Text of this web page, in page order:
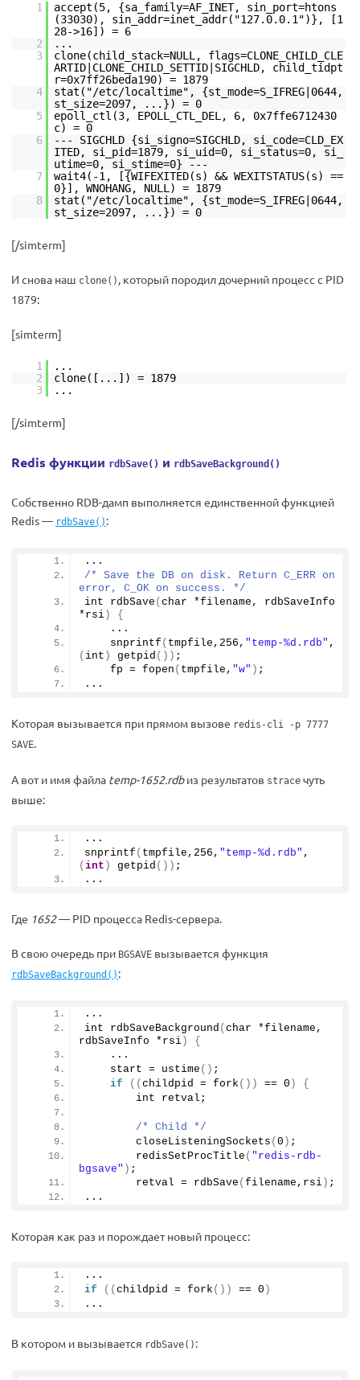
1
accept(5, {sa_family=AF_INET, sin_port=htons
(33030), sin_addr=inet_addr("127.0.0.1")}, [1
28->16]) = 6
2
...
3
clone(child_stack=NULL, flags=CLONE_CHILD_CLE
ARTID|CLONE_CHILD_SETTID|SIGCHLD, child_tidpt
r=0x7ff26beda190) = 1879
4
stat("/etc/localtime", {st_mode=S_IFREG|0644,
st_size=2097, ...}) = 0
5
epoll_ctl(3, EPOLL_CTL_DEL, 6, 0x7ffe6712430
c) = 0
6
--- SIGCHLD {si_signo=SIGCHLD, si_code=CLD_EX
ITED, si_pid=1879, si_uid=0, si_status=0, si_
utime=0, si_stime=0} ---
7
wait4(-1, [{WIFEXITED(s) && WEXITSTATUS(s) ==
0}], WNOHANG, NULL) = 1879
8
stat("/etc/localtime", {st_mode=S_IFREG|0644,
st_size=2097, ...}) = 0
[/simterm]
И снова наш clone() , который породил дочерний процесс с PID
1879:
[simterm]
1
...
2
clone([...]) = 1879
3
...
[/simterm]
Redis функции rdbSave() и rdbSaveBackground()
Собственно RDB-дамп выполняется единственной функцией
Redis — rdbSave() :
...
/* Save the DB on disk. Return C_ERR on
error, C_OK on success. */
int rdbSave ( char *filename, rdbSaveInfo
*rsi )
{
    ...
snprintf ( tmpfile, 256 , "temp-%d.rdb"
( int ) getpid ()) ;
    fp =
fopen ( tmpfile, "w" ) ;
...
Которая вызывается при прямом вызове redis-cli -p 7777
SAVE.
А вот и имя файла temp-1652.rdbиз результатов strace чуть
выше:
...
snprintf ( tmpfile,256, "temp-%d.rdb"
( int ) getpid ()) ;
...
Где 1652— PID процесса Redis-сервера.
В свою очередь при BGSAVE вызывается функция
rdbSaveBackground() :
...
int rdbSaveBackground ( char *filename,
rdbSaveInfo *rsi )
{
    ...
    start =
ustime () ;
if
(( childpid = fork ()) == 0 )
{
        int retval;
/* Child */
closeListeningSockets ( 0 ) ;
redisSetProcTitle ( "redis-rdb-
bgsave" ) ;
        retval =
rdbSave ( filename,rsi ) ;
...
Которая как раз и порождает новый процесс:
...
if
(( childpid = fork ()) == 0 )
...
В котором и вызывается rdbSave() :